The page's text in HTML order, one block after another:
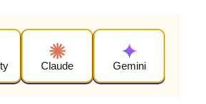
Claude Gemini